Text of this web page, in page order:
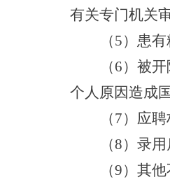
有关专门机关
（5）患
（6）被
个人原因造成
（7）应
（8）录用
（9）其他